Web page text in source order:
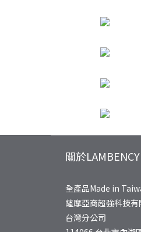
關於
全產品Made in
薩摩亞商超強科技有
台灣分公司